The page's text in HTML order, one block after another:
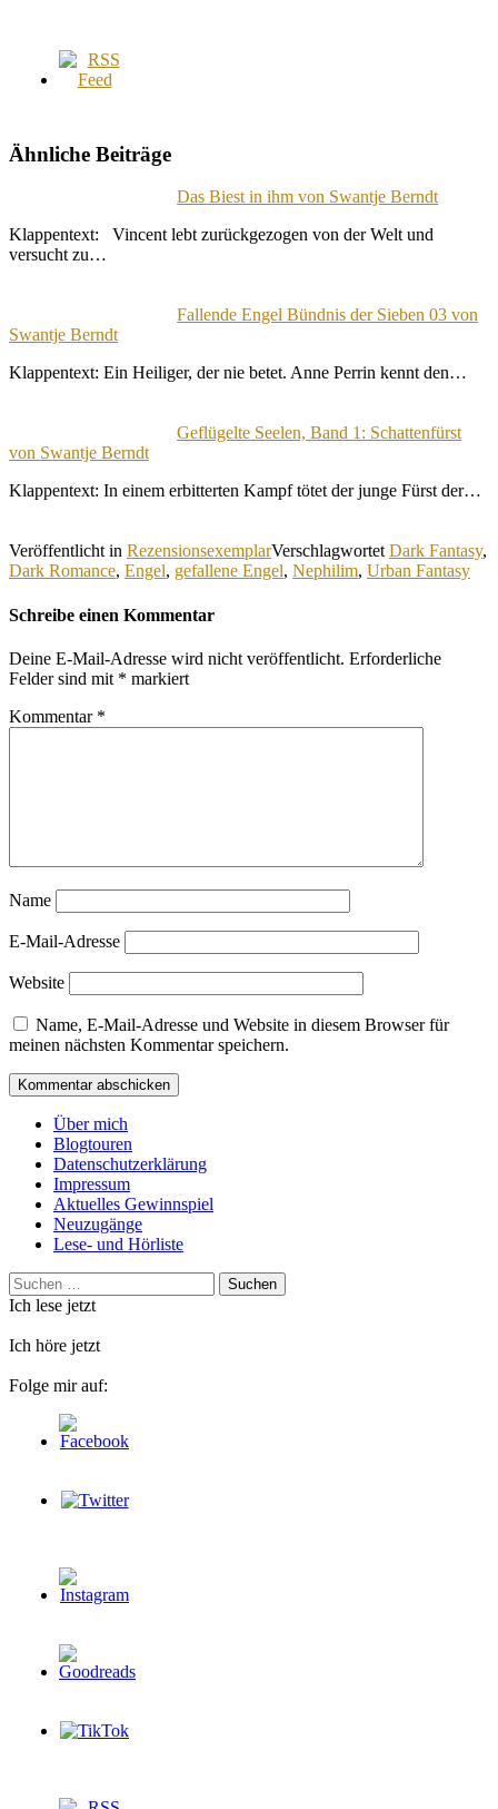
Ähnliche Beiträge
Das Biest in ihm von Swantje Berndt
Klappentext: Vincent lebt zurückgezogen von der Welt und
versucht zu…
Fallende Engel Bündnis der Sieben 03 von
Swantje Berndt
Klappentext: Ein Heiliger, der nie betet. Anne Perrin kennt den…
Geflügelte Seelen, Band 1: Schattenfürst
von Swantje Berndt
Klappentext: In einem erbitterten Kampf tötet der junge Fürst der…
Veröffentlicht in RezensionsexemplarVerschlagwortet Dark Fantasy,
Dark Romance, Engel, gefallene Engel, Nephilim, Urban Fantasy
Schreibe einen Kommentar
Deine E-Mail-Adresse wird nicht veröffentlicht. Erforderliche
Felder sind mit * markiert
Kommentar *
Name
E-Mail-Adresse
Website
Name, E-Mail-Adresse und Website in diesem Browser für
meinen nächsten Kommentar speichern.
Über mich
Blogtouren
Datenschutzerklärung
Impressum
Aktuelles Gewinnspiel
Neuzugänge
Lese- und Hörliste
Suchen
nach:
Ich lese jetzt
Ich höre jetzt
Folge mir auf: